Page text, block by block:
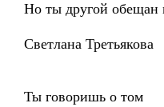
Но ты другой обещан
Светлана Третьякова
Ты говоришь о том